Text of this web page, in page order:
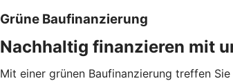
Grüne Baufinanzierung
Nachhaltig finanzieren mit
Mit einer grünen Baufinanzierung treffen